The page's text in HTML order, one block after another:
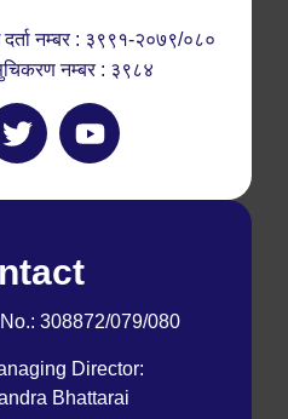
नम्बर : ३९९१-२०७९/०८०
नम्बर : ३९८४
308872/079/080
Director:
Bhattarai